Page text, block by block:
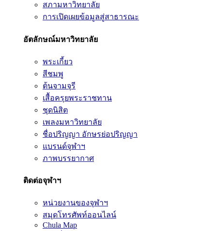
สภามหาวิทยาลัย
การเปิดเผยข้อมูลสู่สาธารณะ
อัตลักษณ์มหาวิทยาลัย
พระเกี้ยว
สีชมพู
ต้นจามจุรี
เสื้อครุยพระราชทาน
ชุดนิสิต
เพลงมหาวิทยาลัย
ชื่อปริญญา อักษรย่อปริญญา
แบรนด์จุฬาฯ
ภาพบรรยากาศ
ติดต่อจุฬาฯ
หน่วยงานของจุฬาฯ
สมุดโทรศัพท์ออนไลน์
Chula Map